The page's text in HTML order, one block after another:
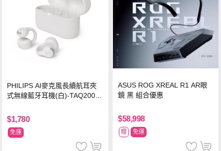
PHILIPS AI麥克風長續航耳夾
式無線藍牙耳機(白)-TAQ2000
$1,780
免運
ASUS ROG XREAL R1 AR眼
鏡 黑 組合優惠
$58,998
贈 免運